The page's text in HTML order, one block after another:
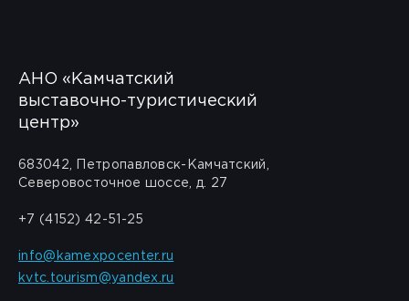
АНО «Камчатский
выставочно-туристический
центр»
683042, Петропавловск-Камчатский,
Северовосточное шоссе, д. 27
+7 (4152) 42-51-25
info@kamexpocenter.ru
kvtc.tourism@yandex.ru